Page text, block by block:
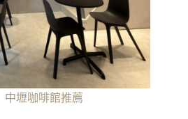
中壢咖啡館推薦